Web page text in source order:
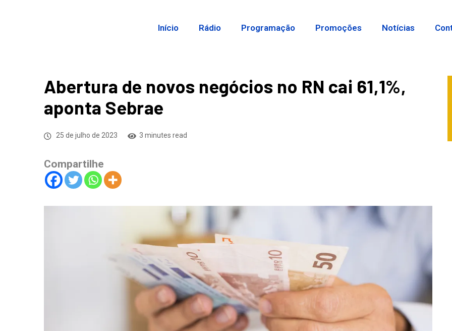
Início Rádio Programação Promoções Notícias
Abertura de novos negócios no RN cai 61,1%,
aponta Sebrae
25 de julho de 2023 3 minutes read
Compartilhe